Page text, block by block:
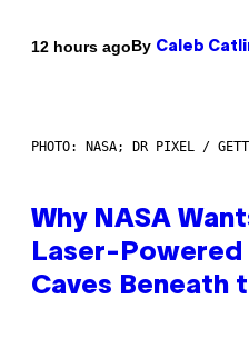
12 hours agoBy Caleb
PHOTO: NASA; DR PIXEL /
Why NASA
Laser-
Caves Beneath